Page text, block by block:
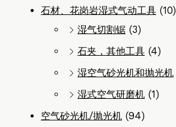
石材、花岗岩湿式气动工具 (10)
湿气切割锯 (3)
石夹，其他工具 (4)
湿空气砂光机和抛光机
湿式空气研磨机 (1)
空气砂光机/抛光机 (94)